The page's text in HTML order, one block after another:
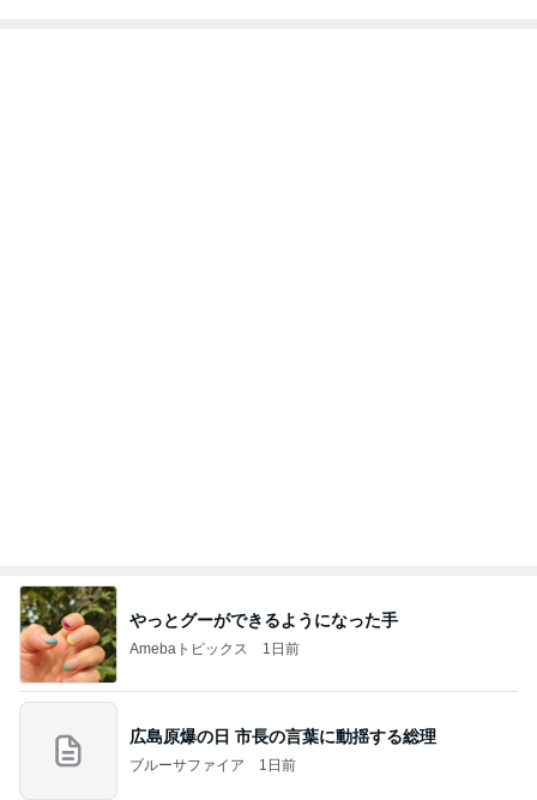
やっとグーができるようになった手
Amebaトピックス 1日前
広島原爆の日 市長の言葉に動揺する総理
ブルーサファイア 1日前